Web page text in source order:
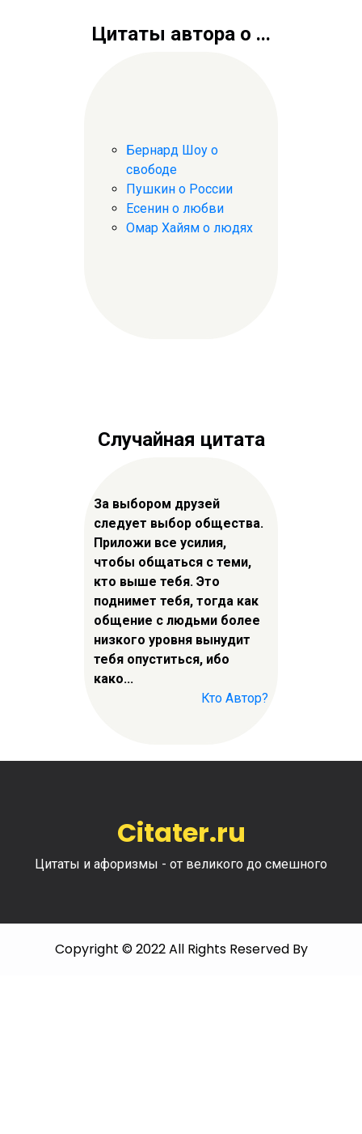
Цитаты автора о ...
Бернард Шоу о
свободе
Пушкин о России
Есенин о любви
Омар Хайям о людях
Случайная цитата
За выбором друзей
следует выбор общества.
Приложи все усилия,
чтобы общаться с теми,
кто выше тебя. Это
поднимет тебя, тогда как
общение с людьми более
низкого уровня вынудит
тебя опуститься, ибо
како...
Кто Автор?
Citater.ru
Цитаты и афоризмы - от великого до смешного
Copyright © 2022 All Rights Reserved By